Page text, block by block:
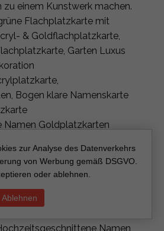
zu einem Kunstwerk machen.
Flachplatzkarte mit
& Goldflachplatzkarte,
Garten Luxus
Bogen klare Namenskarte
Namen Goldplatzkarten
Acryl laser-geschnittene
laser-
goldener
Namen,
zur Analyse des Datenverkehrs
von Werbung gemäß DSGVO.
oder ablehnen.
Ablehnen